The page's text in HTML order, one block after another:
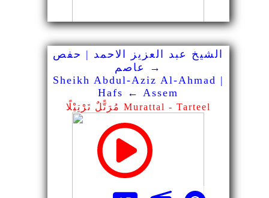
الشيخ عبد العزيز الاحمد | حفص
→ عاصم
Sheikh Abdul-Aziz Al-Ahmad |
Hafs ← Assem
مُرَتًّلٌ تَرْتِيْلًا Murattal - Tarteel